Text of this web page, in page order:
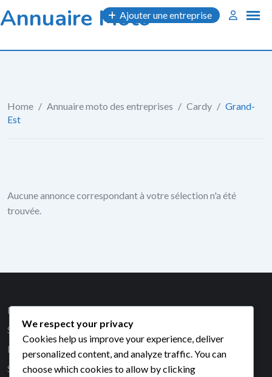
to
Annuaire MotoAjouter une entreprise
Home / Annuaire moto des entreprises / Cardy / Grand-
Est
Aucune annonce correspondant à votre sélection n'a été
trouvée.
Référencement Moto
SEO et Backlinks
Boostez votre visibilité
Services et entreprises moto
We respect your privacy
Cookies help us improve your experience, deliver
personalized content, and analyze traffic. You can
choose which cookies to allow by clicking